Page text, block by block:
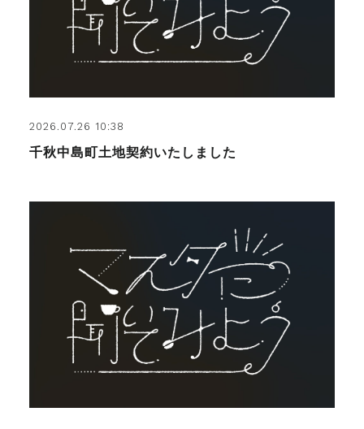
2026.07.26 10:38
千秋中島町土地契約いたしました